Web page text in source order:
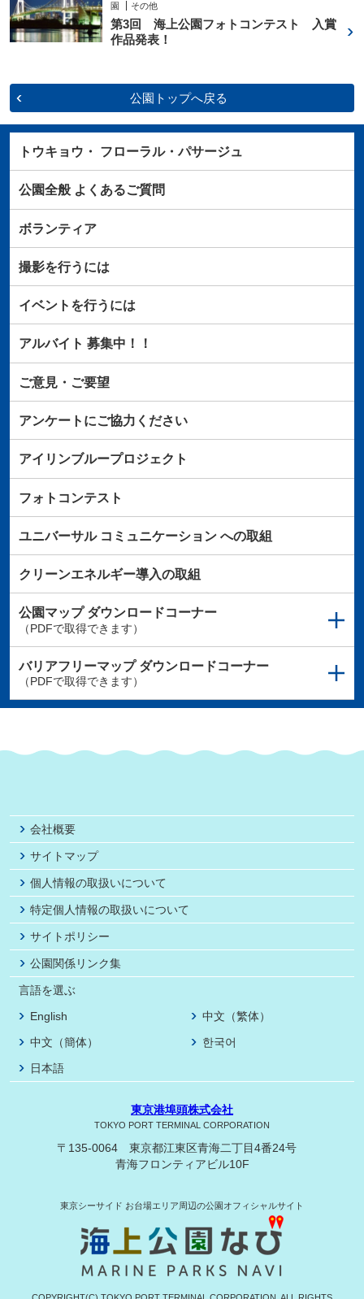
園
その他
第3回 海上公園フォトコンテスト 入賞
作品発表！
公園トップへ戻る
トウキョウ・ フローラル・パサージュ
公園全般よくあるご質問
ボランティア
撮影を行うには
イベントを行うには
アルバイト 募集中！！
ご意見・ご要望
アンケートにご協力ください
アイリンブループロジェクト
フォトコンテスト
ユニバーサルコミュニケーションへの取組
クリーンエネルギー導入の取組
公園マップダウンロードコーナー
（PDFで取得できます）
バリアフリーマップダウンロードコーナー
（PDFで取得できます）
会社概要
サイトマップ
個人情報の取扱いについて
特定個人情報の取扱いについて
サイトポリシー
公園関係リンク集
言語を選ぶ
English
中文（繁体）
中文（簡体）
한국어
日本語
東京港埠頭株式会社
TOKYO PORT TERMINAL CORPORATION
〒135-0064 東京都江東区青海二丁目4番24号
青海フロンティアビル10F
東京シーサイド お台場エリア周辺の公園オフィシャルサイト